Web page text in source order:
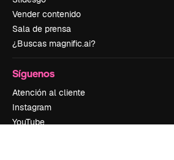
Vender contenido
Sala de prensa
¿Buscas magnific.ai?
Síguenos
Atención al cliente
Instagram
YouTube